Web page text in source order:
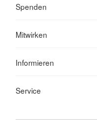
Spenden
Mitwirken
Informieren
Service